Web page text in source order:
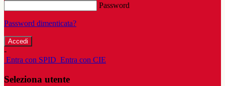
Password
Password dimenticata?
-
Entra con SPID Entra con CIE
Seleziona utente